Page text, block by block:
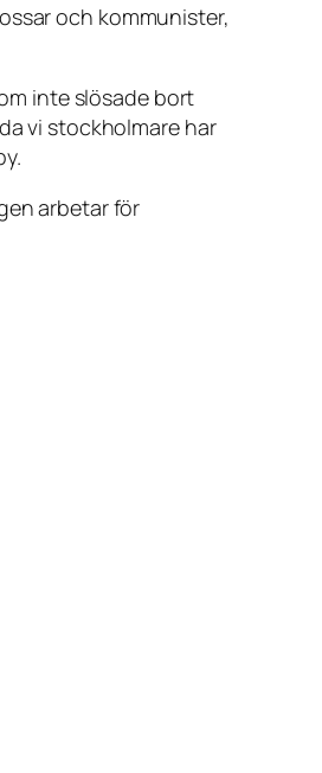
och kommunister,
inte slösade bort
vi stockholmare har
arbetar för